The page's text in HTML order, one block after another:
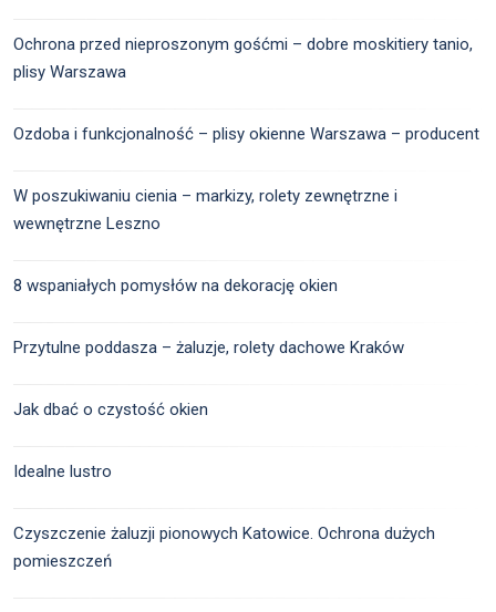
Ochrona przed nieproszonym gośćmi – dobre moskitiery tanio,
plisy Warszawa
Ozdoba i funkcjonalność – plisy okienne Warszawa – producent
W poszukiwaniu cienia – markizy, rolety zewnętrzne i
wewnętrzne Leszno
8 wspaniałych pomysłów na dekorację okien
Przytulne poddasza – żaluzje, rolety dachowe Kraków
Jak dbać o czystość okien
Idealne lustro
Czyszczenie żaluzji pionowych Katowice. Ochrona dużych
pomieszczeń